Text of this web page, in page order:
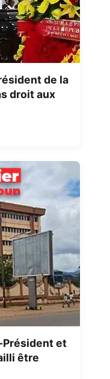
de la
droit aux
Président et
être